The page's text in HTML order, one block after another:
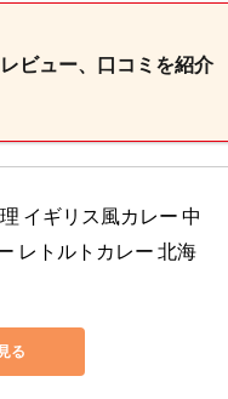
ビュー、口コミを紹介
イギリス風カレー 中
レトルトカレー 北海
る